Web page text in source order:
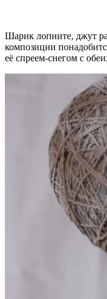
Шарик лопните, джут
композиции
её спреем-снегом с